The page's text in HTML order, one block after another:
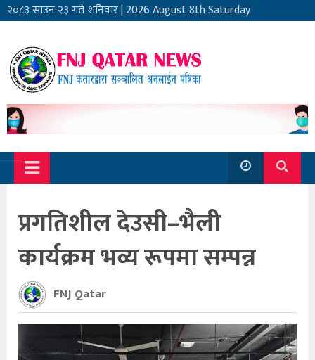
२०८३ साउन २३ गते शनिवार|2026 August 8th Saturday
प्रगतिशील देउसी–भैली
कार्यक्रम भव्य रूपमा सम्पन्न
FNJ Qatar